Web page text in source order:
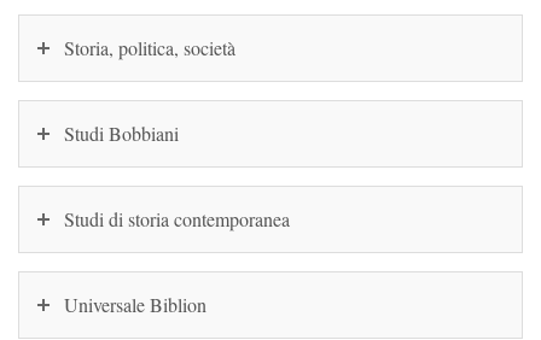
Storia, politica, società
Studi Bobbiani
Studi di storia contemporanea
Universale Biblion